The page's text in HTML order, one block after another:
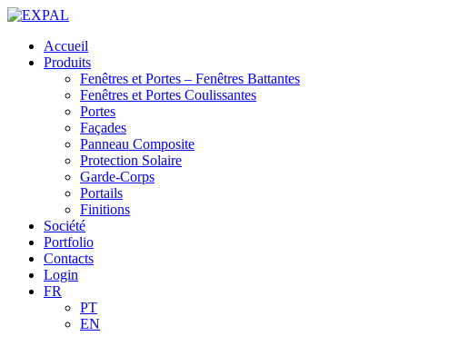
Accueil
Produits
Fenêtres et Portes – Fenêtres Battantes
Fenêtres et Portes Coulissantes
Portes
Façades
Panneau Composite
Protection Solaire
Garde-Corps
Portails
Finitions
Société
Portfolio
Contacts
Login
FR
PT
EN